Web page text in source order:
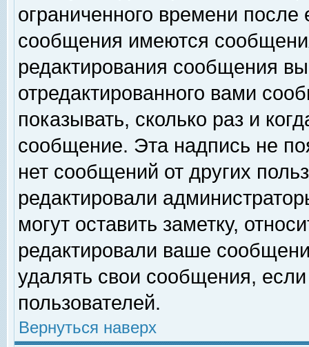
ограниченного времени
сообщения имеются
редактирования сообщения
отредактированного вами
показывать, сколько раз и
сообщение. Эта надпись не
нет сообщений от других
редактировали
могут оставить заметку,
редактировали ваше
удалять свои сообщения,
пользователей.
Вернуться наверх